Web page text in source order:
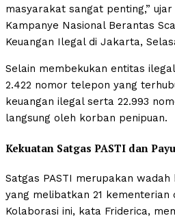
masyarakat sangat penting,”
Kampanye Nasional Berantas
Keuangan Ilegal di Jakarta,
Selain membekukan entitas
2.422 nomor telepon yang
keuangan ilegal serta 22.993
langsung oleh korban penipuan.
Kekuatan Satgas PASTI dan
Satgas PASTI merupakan
yang melibatkan 21 kementerian
Kolaborasi ini, kata Friderica,